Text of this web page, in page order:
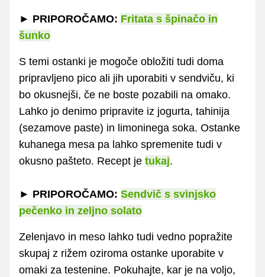
► PRIPOROČAMO: Fritata s špinačo in
šunko
S temi ostanki je mogoče obložiti tudi doma
pripravljeno pico ali jih uporabiti v sendviču, ki
bo okusnejši, če ne boste pozabili na omako.
Lahko jo denimo pripravite iz jogurta, tahinija
(sezamove paste) in limoninega soka. Ostanke
kuhanega mesa pa lahko spremenite tudi v
okusno pašteto. Recept je tukaj.
► PRIPOROČAMO: Sendvič s svinjsko
pečenko in zeljno solato
Zelenjavo in meso lahko tudi vedno popražite
skupaj z rižem oziroma ostanke uporabite v
omaki za testenine. Pokuhajte, kar je na voljo,